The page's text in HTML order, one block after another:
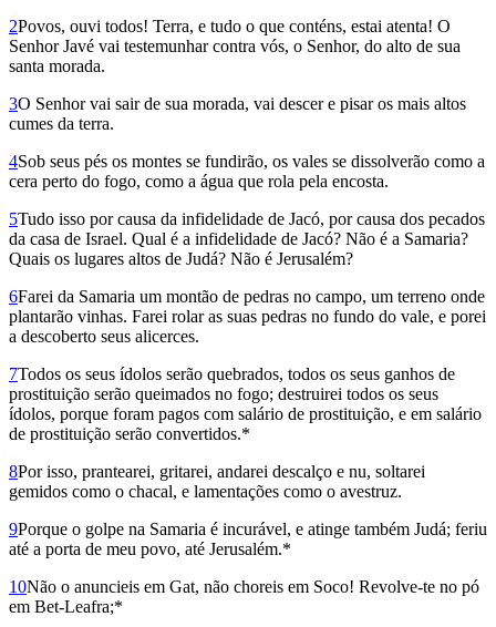
2Povos, ouvi todos! Terra, e tudo o que conténs, estai atenta! O
Senhor Javé vai testemunhar contra vós, o Senhor, do alto de sua
santa morada.
3O Senhor vai sair de sua morada, vai descer e pisar os mais altos
cumes da terra.
4Sob seus pés os montes se fundirão, os vales se dissolverão como a
cera perto do fogo, como a água que rola pela encosta.
5Tudo isso por causa da infidelidade de Jacó, por causa dos pecados
da casa de Israel. Qual é a infidelidade de Jacó? Não é a Samaria?
Quais os lugares altos de Judá? Não é Jerusalém?
6Farei da Samaria um montão de pedras no campo, um terreno onde
plantarão vinhas. Farei rolar as suas pedras no fundo do vale, e porei
a descoberto seus alicerces.
7Todos os seus ídolos serão quebrados, todos os seus ganhos de
prostituição serão queimados no fogo; destruirei todos os seus
ídolos, porque foram pagos com salário de prostituição, e em salário
de prostituição serão convertidos.*
8Por isso, prantearei, gritarei, andarei descalço e nu, soltarei
gemidos como o chacal, e lamentações como o avestruz.
9Porque o golpe na Samaria é incurável, e atinge também Judá; feriu
até a porta de meu povo, até Jerusalém.*
10Não o anuncieis em Gat, não choreis em Soco! Revolve-te no pó
em Bet-Leafra;*